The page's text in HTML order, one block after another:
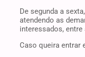
De segunda a
atendendo as
interessados, entre
Caso queira entrar